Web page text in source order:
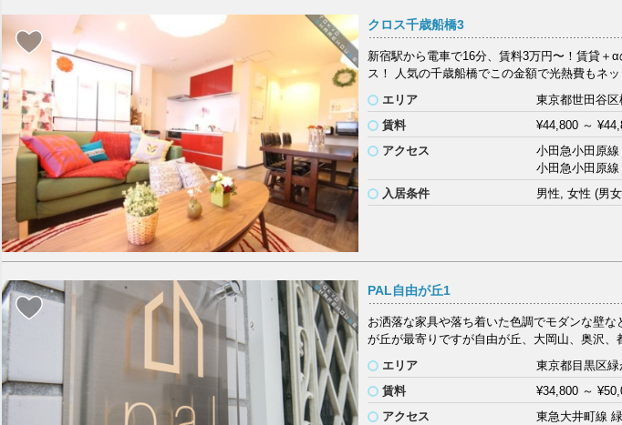
クロス千歳船橋3
新宿駅から電車で16分、賃料3万円〜！賃貸＋
ス！ 人気の千歳船橋でこの金額で光熱費もネ
エリア
東京都世田谷区
賃料
¥44,800 ～
アクセス
小田急小田原
小田急小田原
入居条件
男性, 女性 (男
PAL自由が丘1
お洒落な家具や落ち着いた色調でモダンな壁
が丘が最寄りですが自由が丘、大岡山、奥沢
エリア
東京都目黒区緑
賃料
¥34,800 ～
アクセス
東急大井町線